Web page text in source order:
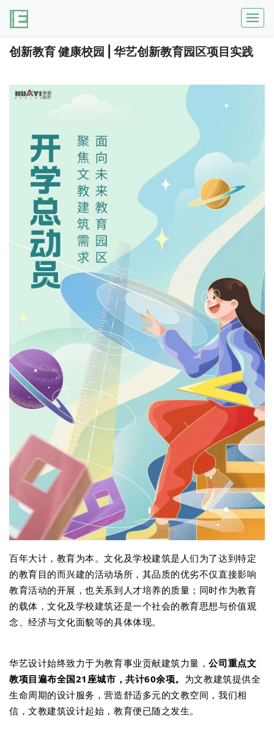
创新教育 健康校园 | 华艺创新教育园区项目实践
百年大计，教育为本。文化及学校建筑是人们为了达到特定
的教育目的而兴建的活动场所，其品质的优劣不仅直接影响
教育活动的开展，也关系到人才培养的质量；同时作为教育
的载体，文化及学校建筑还是一个社会的教育思想与价值观
念、经济与文化面貌等的具体体现。
华艺设计始终致力于为教育事业贡献建筑力量，公司重点文
教项目遍布全国21座城市，共计60余项。 为文教建筑提供全
生命周期的设计服务，营造舒适多元的文教空间，我们相
信，文教建筑设计起始，教育便已随之发生。